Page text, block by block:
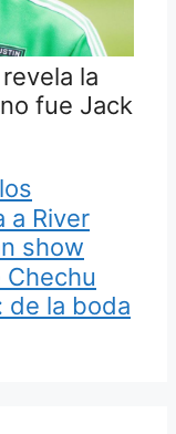
la
fue Jack
a River
show
Chechu
de la boda